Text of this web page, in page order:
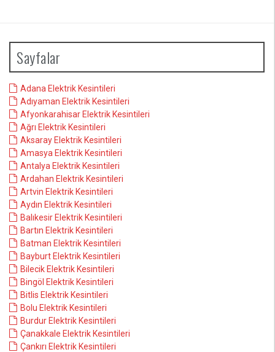
Sayfalar
Adana Elektrik Kesintileri
Adıyaman Elektrik Kesintileri
Afyonkarahisar Elektrik Kesintileri
Ağrı Elektrik Kesintileri
Aksaray Elektrik Kesintileri
Amasya Elektrik Kesintileri
Antalya Elektrik Kesintileri
Ardahan Elektrik Kesintileri
Artvin Elektrik Kesintileri
Aydın Elektrik Kesintileri
Balıkesir Elektrik Kesintileri
Bartın Elektrik Kesintileri
Batman Elektrik Kesintileri
Bayburt Elektrik Kesintileri
Bilecik Elektrik Kesintileri
Bingöl Elektrik Kesintileri
Bitlis Elektrik Kesintileri
Bolu Elektrik Kesintileri
Burdur Elektrik Kesintileri
Çanakkale Elektrik Kesintileri
Çankırı Elektrik Kesintileri